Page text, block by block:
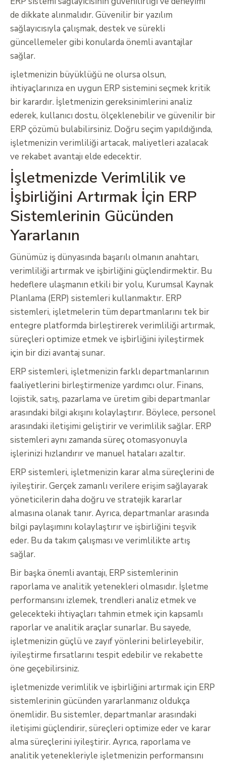
de dikkate alınmalıdır. Güvenilir bir yazılım
sağlayıcısıyla çalışmak, destek ve sürekli
güncellemeler gibi konularda önemli avantajlar
sağlar.
işletmenizin büyüklüğü ne olursa olsun,
ihtiyaçlarınıza en uygun ERP sistemini seçmek kritik
bir karardır. İşletmenizin gereksinimlerini analiz
ederek, kullanıcı dostu, ölçeklenebilir ve güvenilir bir
ERP çözümü bulabilirsiniz. Doğru seçim yapıldığında,
işletmenizin verimliliği artacak, maliyetleri azalacak
ve rekabet avantajı elde edecektir.
İşletmenizde Verimlilik ve
İşbirliğini Artırmak İçin ERP
Sistemlerinin Gücünden
Yararlanın
Günümüz iş dünyasında başarılı olmanın anahtarı,
verimliliği artırmak ve işbirliğini güçlendirmektir. Bu
hedeflere ulaşmanın etkili bir yolu, Kurumsal Kaynak
Planlama (ERP) sistemleri kullanmaktır. ERP
sistemleri, işletmelerin tüm departmanlarını tek bir
entegre platformda birleştirerek verimliliği artırmak,
süreçleri optimize etmek ve işbirliğini iyileştirmek
için bir dizi avantaj sunar.
ERP sistemleri, işletmenizin farklı departmanlarının
faaliyetlerini birleştirmenize yardımcı olur. Finans,
lojistik, satış, pazarlama ve üretim gibi departmanlar
arasındaki bilgi akışını kolaylaştırır. Böylece, personel
arasındaki iletişimi geliştirir ve verimlilik sağlar. ERP
sistemleri aynı zamanda süreç otomasyonuyla
işlerinizi hızlandırır ve manuel hataları azaltır.
ERP sistemleri, işletmenizin karar alma süreçlerini de
iyileştirir. Gerçek zamanlı verilere erişim sağlayarak
yöneticilerin daha doğru ve stratejik kararlar
almasına olanak tanır. Ayrıca, departmanlar arasında
bilgi paylaşımını kolaylaştırır ve işbirliğini teşvik
eder. Bu da takım çalışması ve verimlilikte artış
sağlar.
Bir başka önemli avantajı, ERP sistemlerinin
raporlama ve analitik yetenekleri olmasıdır. İşletme
performansını izlemek, trendleri analiz etmek ve
gelecekteki ihtiyaçları tahmin etmek için kapsamlı
raporlar ve analitik araçlar sunarlar. Bu sayede,
işletmenizin güçlü ve zayıf yönlerini belirleyebilir,
iyileştirme fırsatlarını tespit edebilir ve rekabette
öne geçebilirsiniz.
işletmenizde verimlilik ve işbirliğini artırmak için ERP
sistemlerinin gücünden yararlanmanız oldukça
önemlidir. Bu sistemler, departmanlar arasındaki
iletişimi güçlendirir, süreçleri optimize eder ve karar
alma süreçlerini iyileştirir. Ayrıca, raporlama ve
analitik yetenekleriyle işletmenizin performansını